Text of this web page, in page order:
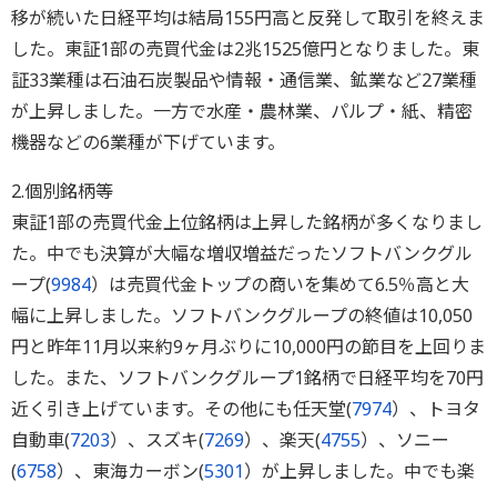
移が続いた日経平均は結局155円高と反発して取引を終えま
した。東証1部の売買代金は2兆1525億円となりました。東
証33業種は石油石炭製品や情報・通信業、鉱業など27業種
が上昇しました。一方で水産・農林業、パルプ・紙、精密
機器などの6業種が下げています。
2.個別銘柄等
東証1部の売買代金上位銘柄は上昇した銘柄が多くなりまし
た。中でも決算が大幅な増収増益だったソフトバンクグル
ープ(9984）は売買代金トップの商いを集めて6.5％高と大
幅に上昇しました。ソフトバンクグループの終値は10,050
円と昨年11月以来約9ヶ月ぶりに10,000円の節目を上回りま
した。また、ソフトバンクグループ1銘柄で日経平均を70円
近く引き上げています。その他にも任天堂(7974）、トヨタ
自動車(7203）、スズキ(7269）、楽天(4755）、ソニー
(6758）、東海カーボン(5301）が上昇しました。中でも楽